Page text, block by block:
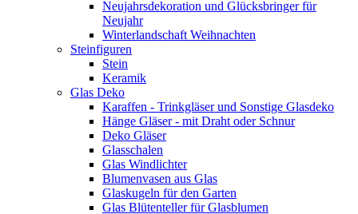
Neujahrsdekoration und Glücksbringer für
Neujahr
Winterlandschaft Weihnachten
Steinfiguren
Stein
Keramik
Glas Deko
Karaffen - Trinkgläser und Sonstige Glasdeko
Hänge Gläser - mit Draht oder Schnur
Deko Gläser
Glasschalen
Glas Windlichter
Blumenvasen aus Glas
Glaskugeln für den Garten
Glas Blütenteller für Glasblumen